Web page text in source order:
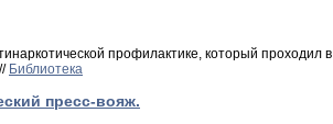
профилактике, который
Библиотека
пресс-вояж.